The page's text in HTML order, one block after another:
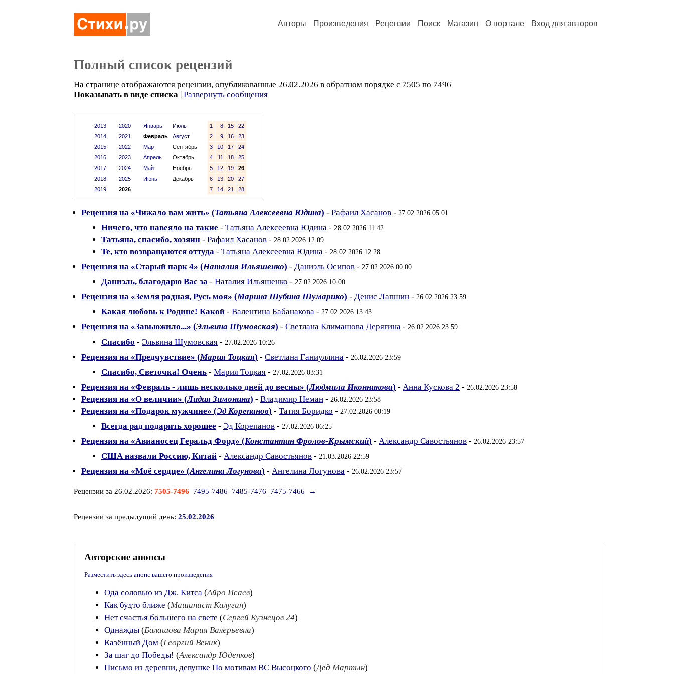
Авторы Произведения Рецензии Поиск Магазин О портале Вход для авторов
Полный список рецензий
На странице отображаются рецензии, опубликованные 26.02.2026 в обратном порядке с 7505 по 7496
Показывать в виде списка | Развернуть сообщения
2013
2014
2015
2016
2017
2018
2019
2020
2021
2022
2023
2024
2025
2026
Январь
Июль
Февраль
Август
Март
Сентябрь
Апрель
Октябрь
Май
Ноябрь
Июнь
Декабрь
1 8 15
22
2
9 16
23
3
10 17
24
4
11 18
25
5
12 19
26
6
13 20
27
7
14 21 28
Рецензия на «Чижало вам жить» (Татьяна Алексеевна Юдина) - Рафаил Хасанов - 27.02.2026 05:01
Ничего, что навеяло на такие - Татьяна Алексеевна Юдина - 28.02.2026 11:42
Татьяна, спасибо, хозяин - Рафаил Хасанов - 28.02.2026 12:09
Те, кто возвращаются оттуда - Татьяна Алексеевна Юдина - 28.02.2026 12:28
Рецензия на «Старый парк 4» (Наталия Ильяшенко) - Даниэль Осипов - 27.02.2026 00:00
Даниэль, благодарю Вас за - Наталия Ильяшенко - 27.02.2026 10:00
Рецензия на «Земля родная, Русь моя» (Марина Шубина Шумарико) - Денис Лапшин - 26.02.2026 23:59
Какая любовь к Родине! Какой - Валентина Бабанакова - 27.02.2026 13:43
Рецензия на «Завьюжило...» (Эльвина Шумовская) - Светлана Климашова Дерягина - 26.02.2026 23:59
Спасибо - Эльвина Шумовская - 27.02.2026 10:26
Рецензия на «Предчувствие» (Мария Тоцкая) - Светлана Ганиуллина - 26.02.2026 23:59
Спасибо, Светочка! Очень - Мария Тоцкая - 27.02.2026 03:31
Рецензия на «Февраль - лишь несколько дней до весны» (Людмила Иконникова) - Анна Кускова 2 - 26.02.2026 23:58
Рецензия на «О величии» (Лидия Зимонина) - Владимир Неман - 26.02.2026 23:58
Рецензия на «Подарок мужчине» (Эд Корепанов) - Татия Боридко - 27.02.2026 00:19
Всегда рад подарить хорошее - Эд Корепанов - 27.02.2026 06:25
Рецензия на «Авианосец Геральд Форд» (Константин Фролов-Крымский) - Александр Савостьянов - 26.02.2026 23:57
США назвали Россию, Китай - Александр Савостьянов - 21.03.2026 22:59
Рецензия на «Моё сердце» (Ангелина Логунова) - Ангелина Логунова - 26.02.2026 23:57
Рецензии за 26.02.2026: 7505-7496 7495-7486 7485-7476 7475-7466 →
Рецензии за предыдущий день: 25.02.2026
Авторские анонсы
Разместить здесь анонс вашего произведения
Ода соловью из Дж. Китса (Айро Исаев)
Как будто ближе (Машинист Калугин)
Нет счастья большего на свете (Сергей Кузнецов 24)
Однажды (Балашова Мария Валерьевна)
Казённый Дом (Георгий Веник)
За шаг до Победы! (Александр Юденков)
Письмо из деревни, девушке По мотивам ВС Высоцкого (Дед Мартын)